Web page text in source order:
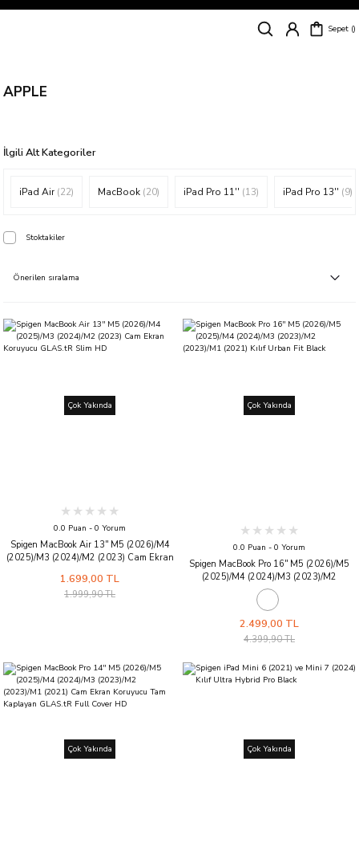
Siparişleriniz
Sepet
APPLE
İlgili Alt Kategoriler
iPad Air (22) MacBook (20) iPad Pro 11'' (13) iPad Pro 13'' (9)
Stoktakiler
Çok Yakında
0.0 Puan - 0 Yorum
Spigen MacBook Air 13'' M5 (2026)/M4
(2025)/M3 (2024)/M2 (2023) Cam Ekran
1.699,00 TL
1.999,90 TL
Çok Yakında
0.0 Puan - 0 Yorum
Spigen MacBook Pro 16'' M5 (2026)/M5
(2025)/M4 (2024)/M3 (2023)/M2
(2023)/M1 (2021) Kılıf Urban Fit Black
2.499,00 TL
4.399,90 TL
Çok Yakında Çok Yakında